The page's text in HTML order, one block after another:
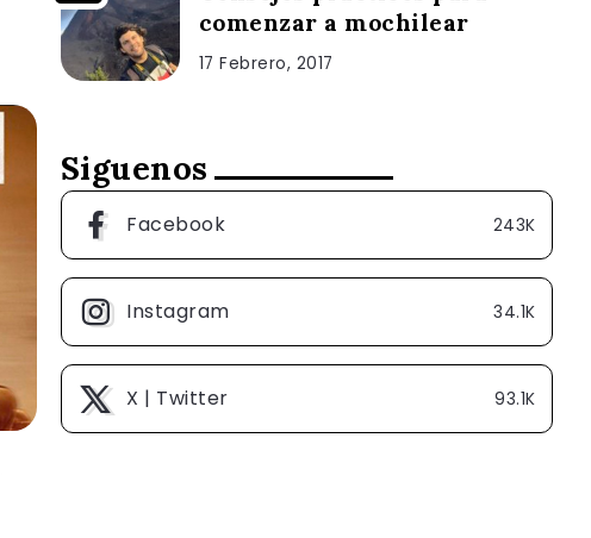
comenzar a mochilear
17 Febrero, 2017
Siguenos
Facebook 243K
Instagram 34.1K
X | Twitter 93.1K